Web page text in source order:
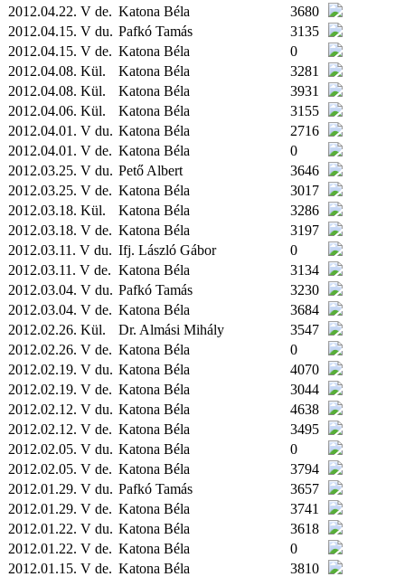
2012.04.22. V de. Katona Béla
3680
2012.04.15. V du. Pafkó Tamás
3135
2012.04.15. V de. Katona Béla
0
2012.04.08. Kül. Katona Béla
3281
2012.04.08. Kül. Katona Béla
3931
2012.04.06. Kül. Katona Béla
3155
2012.04.01. V du. Katona Béla
2716
2012.04.01. V de. Katona Béla
0
2012.03.25. V du. Pető Albert
3646
2012.03.25. V de. Katona Béla
3017
2012.03.18. Kül. Katona Béla
3286
2012.03.18. V de. Katona Béla
3197
2012.03.11. V du. Ifj. László Gábor
0
2012.03.11. V de. Katona Béla
3134
2012.03.04. V du. Pafkó Tamás
3230
2012.03.04. V de. Katona Béla
3684
2012.02.26. Kül. Dr. Almási Mihály
3547
2012.02.26. V de. Katona Béla
0
2012.02.19. V du. Katona Béla
4070
2012.02.19. V de. Katona Béla
3044
2012.02.12. V du. Katona Béla
4638
2012.02.12. V de. Katona Béla
3495
2012.02.05. V du. Katona Béla
0
2012.02.05. V de. Katona Béla
3794
2012.01.29. V du. Pafkó Tamás
3657
2012.01.29. V de. Katona Béla
3741
2012.01.22. V du. Katona Béla
3618
2012.01.22. V de. Katona Béla
0
2012.01.15. V de. Katona Béla 3810